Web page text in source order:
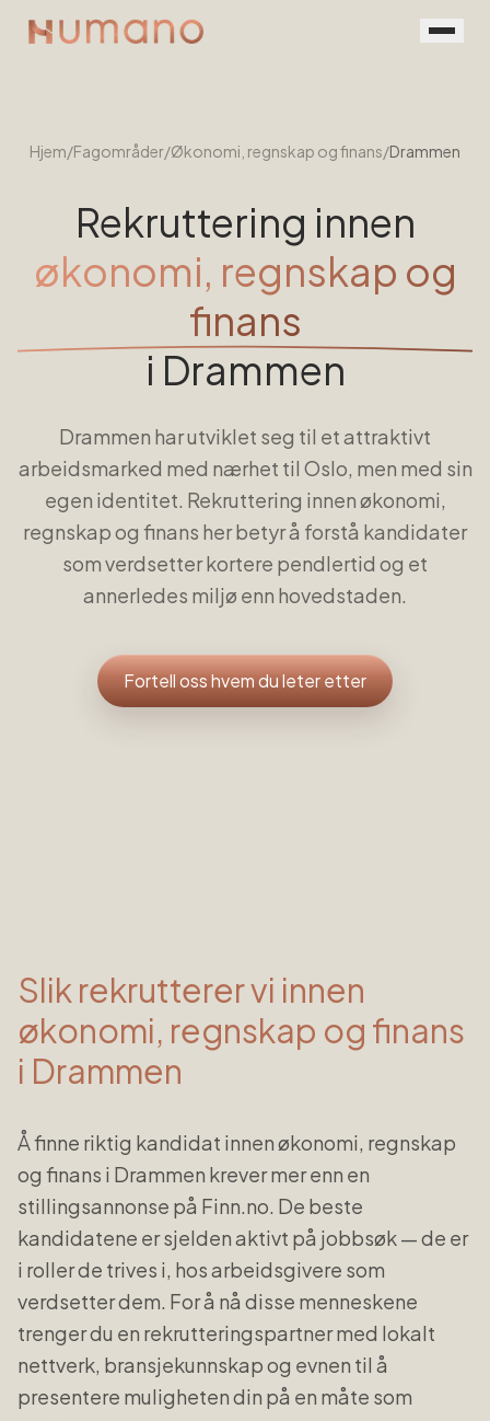
Menneskene
Kontakt
Book en prat
Hjem/Fagområder/Økonomi, regnskap og finans/Drammen
Rekruttering innen
økonomi, regnskap og
finans
i Drammen
Drammen har utviklet seg til et attraktivt
arbeidsmarked med nærhet til Oslo, men med sin
egen identitet. Rekruttering innen økonomi,
regnskap og finans her betyr å forstå kandidater
som verdsetter kortere pendlertid og et
annerledes miljø enn hovedstaden.
Fortell oss hvem du leter etter
Slik rekrutterer vi innen
økonomi, regnskap og finans
i Drammen
Å finne riktig kandidat innenøkonomi, regnskap
og finans i Drammen krever mer enn en
stillingsannonse på Finn.no. De beste
kandidatene er sjelden aktivt på jobbsøk — de er
i roller de trives i, hos arbeidsgivere som
verdsetter dem. For å nå disse menneskene
trenger du en rekrutteringspartner med lokalt
nettverk, bransjekunnskap og evnen til å
presentere muligheten din på en måte som